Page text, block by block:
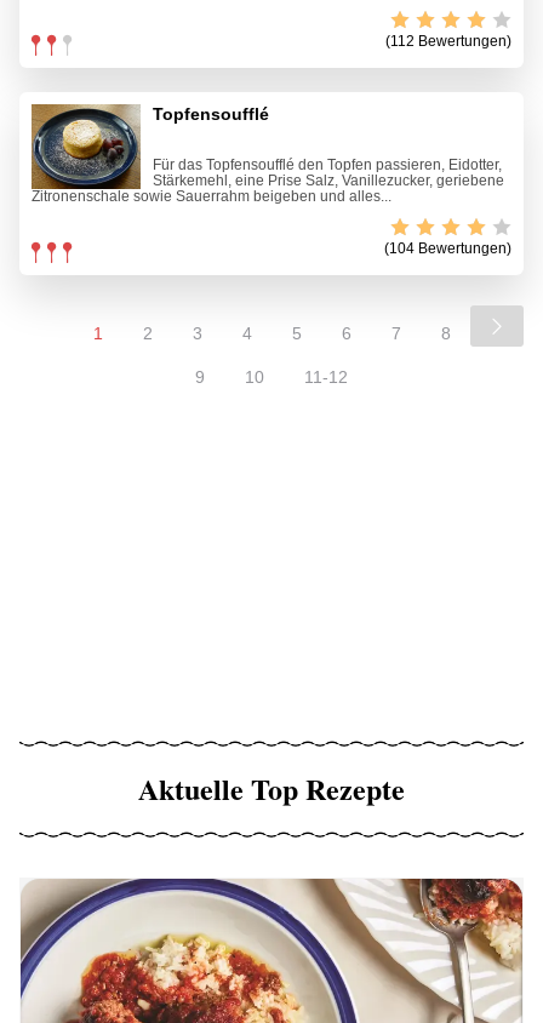
(112 Bewertungen)
Topfensoufflé
Für das Topfensoufflé den Topfen passieren, Eidotter,
Stärkemehl, eine Prise Salz, Vanillezucker, geriebene
Zitronenschale sowie Sauerrahm beigeben und alles...
(104 Bewertungen)
1 2 3 4 5 6 7 8
9 10 11-12
Aktuelle Top Rezepte